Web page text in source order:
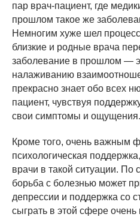
пар врач-пациент, где
прошлом такое же
Немногим хуже шел
близкие и родные врача
заболевание в прошлом —
налаживанию
прекрасно знает обо всех
пациент, чувствуя
свои симптомы и ощущения.
Кроме того, очень важным
психологическая
врачи в такой ситуации. По
борьба с болезнью может
депрессии и поддержка со
сыграть в этой сфере